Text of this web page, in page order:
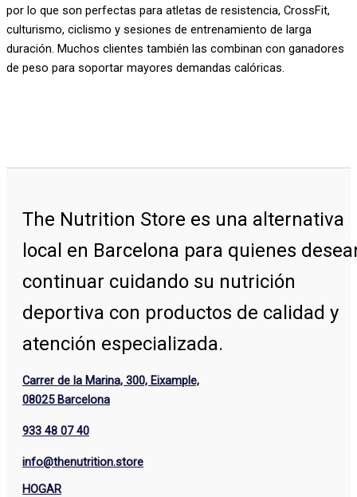
por lo que son perfectas para atletas de resistencia, CrossFit,
culturismo, ciclismo y sesiones de entrenamiento de larga
duración. Muchos clientes también las combinan con ganadores
de peso para soportar mayores demandas calóricas.
The Nutrition Store es una alternativa
local en Barcelona para quienes
continuar cuidando su nutrición
deportiva con productos de calidad y
atención especializada.
Carrer de la Marina, 300, Eixample,
08025 Barcelona
933 48 07 40
info@thenutrition.store
HOGAR